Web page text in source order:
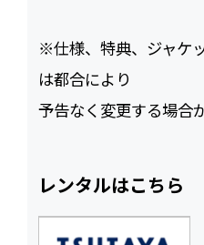
※仕様、特典、ジャケ
は都合により
予告なく変更する場合
レンタルはこちら